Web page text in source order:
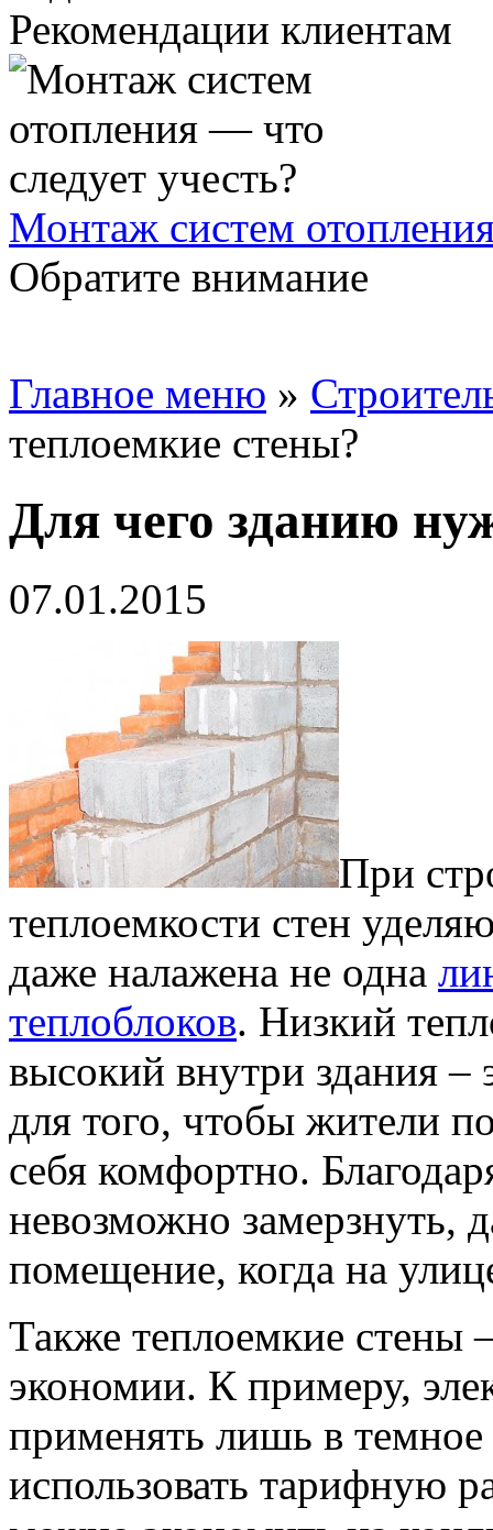
Рекомендации клиентам
Монтаж систем
Обратите внимание
Главное меню »
теплоемкие стены?
Для чего зданию
07.01.2015
При
теплоемкости стен
даже налажена не одна
теплоблоков. Низкий
высокий внутри здания –
для того, чтобы жители
себя комфортно.
невозможно замерзнуть,
помещение, когда на
Также теплоемкие стены
экономии. К примеру,
применять лишь в темное
использовать тарифную